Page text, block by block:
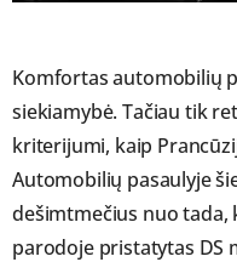
Komfortas automobilių
siekiamybė. Tačiau tik
kriterijumi, kaip
Automobilių pasaulyje
dešimtmečius nuo tada,
parodoje pristatytas DS